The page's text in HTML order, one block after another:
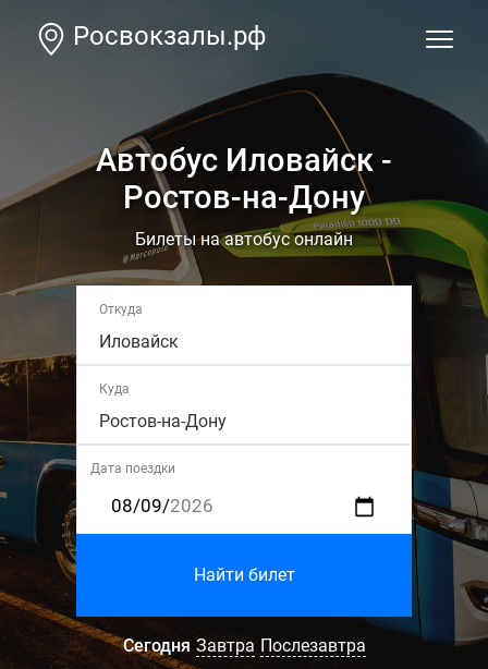
Росвокзалы.рф
Автобус Иловайск -
Ростов-на-Дону
Билеты на автобус онлайн
Откуда
Иловайск
Куда
Ростов-на-Дону
Дата поездки
Найти билет
Сегодня Завтра Послезавтра